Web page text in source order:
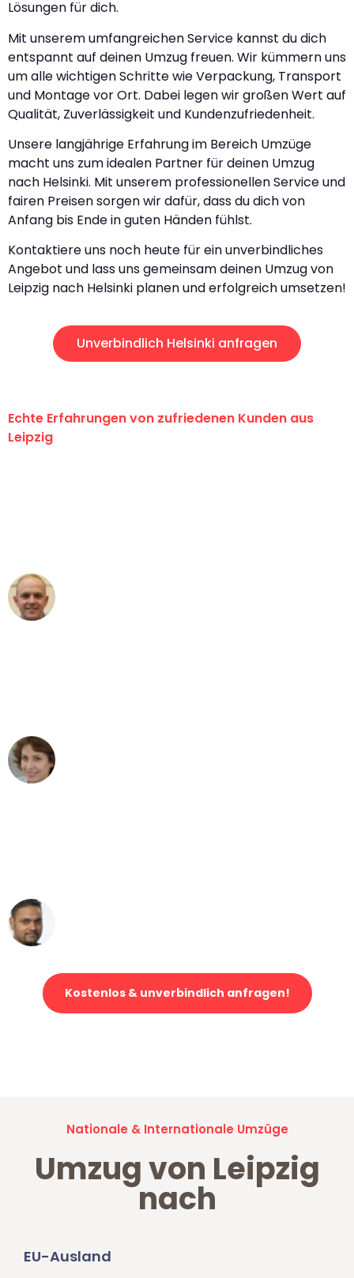
Lösungen für dich.
Mit unserem umfangreichen Service kannst du dich
entspannt auf deinen Umzug freuen. Wir kümmern uns
um alle wichtigen Schritte wie Verpackung, Transport
und Montage vor Ort. Dabei legen wir großen Wert auf
Qualität, Zuverlässigkeit und Kundenzufriedenheit.
Unsere langjährige Erfahrung im Bereich Umzüge
macht uns zum idealen Partner für deinen Umzug
nach Helsinki. Mit unserem professionellen Service und
fairen Preisen sorgen wir dafür, dass du dich von
Anfang bis Ende in guten Händen fühlst.
Kontaktiere uns noch heute für ein unverbindliches
Angebot und lass uns gemeinsam deinen Umzug von
Leipzig nach Helsinki planen und erfolgreich umsetzen!
Unverbindlich Helsinki anfragen
Echte Erfahrungen von zufriedenen Kunden aus
Leipzig
Kostenlos & unverbindlich anfragen!
Nationale & Internationale Umzüge
Umzug von Leipzig
nach
EU-Ausland